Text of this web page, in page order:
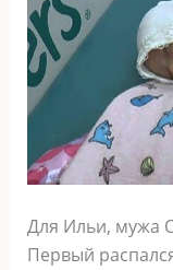
Для Ильи, мужа
Первый